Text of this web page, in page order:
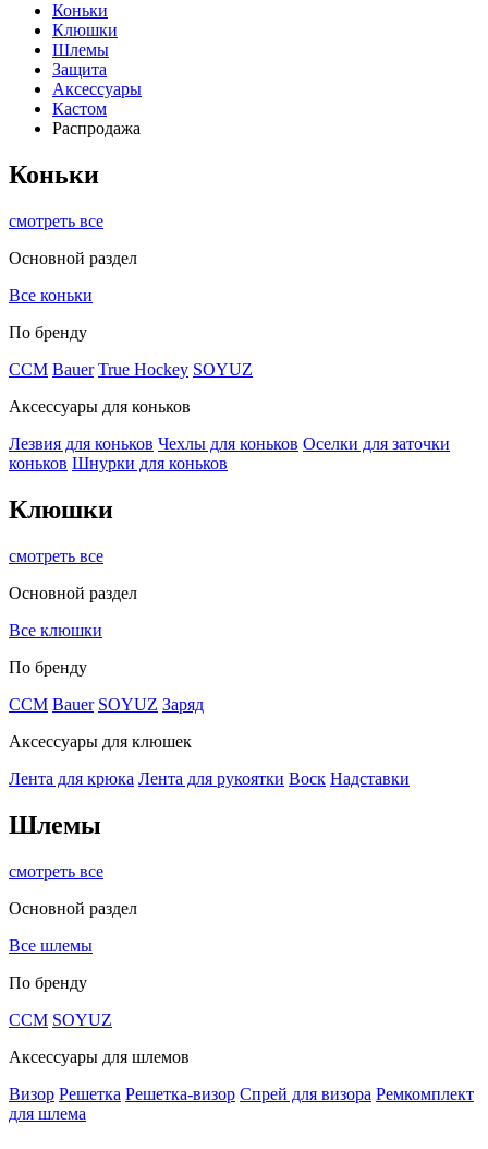
Коньки
Клюшки
Шлемы
Защита
Аксессуары
Кастом
Распродажа
Коньки
смотреть все
Основной раздел
Все коньки
По бренду
ССМ Bauer True Hockey SOYUZ
Аксессуары для коньков
Лезвия для коньков Чехлы для коньков Оселки для заточки
коньков Шнурки для коньков
Клюшки
смотреть все
Основной раздел
Все клюшки
По бренду
CCM Bauer SOYUZ Заряд
Аксессуары для клюшек
Лента для крюка Лента для рукоятки Воск Надставки
Шлемы
смотреть все
Основной раздел
Все шлемы
По бренду
CCM SOYUZ
Аксессуары для шлемов
Визор Решетка Решетка-визор Спрей для визора Ремкомплект
для шлема